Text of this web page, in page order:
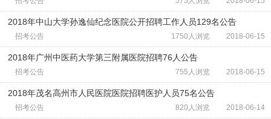
2018年中山大学孙逸仙纪念医院公开招聘工作人员129名公告
招考公告 2018-06-15
1750人浏览
2018年广州中医药大学第三附属医院招聘76人公告
招考公告 2018-06-15
755人浏览
2018年茂名高州市人民医院医院招聘医护人员75名公告
招考公告 2018-06-14
820人浏览